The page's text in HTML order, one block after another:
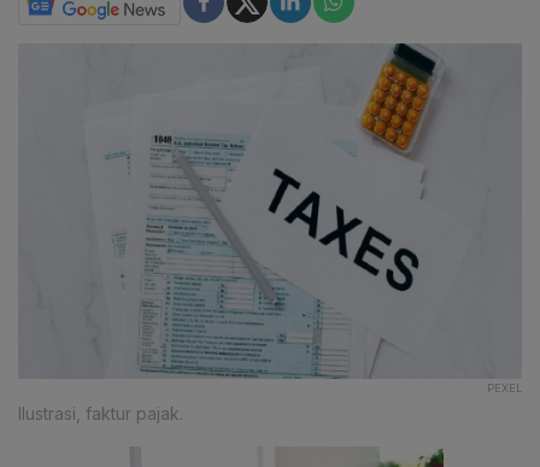
PEXEL
Ilustrasi, faktur pajak.